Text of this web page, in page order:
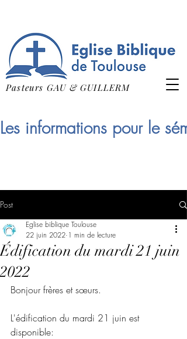
Pasteurs GAU & GUILLERM
Les informations pour le
Post
Édification du mardi 21 juin
2022
Eglise biblique Toulouse
22 juin 2022 1 min de lecture
Bonjour frères et sœurs.
L'édification du mardi 21 juin est
disponible: